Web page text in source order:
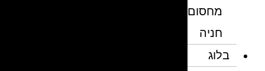
מחסום
חניה
בלוג